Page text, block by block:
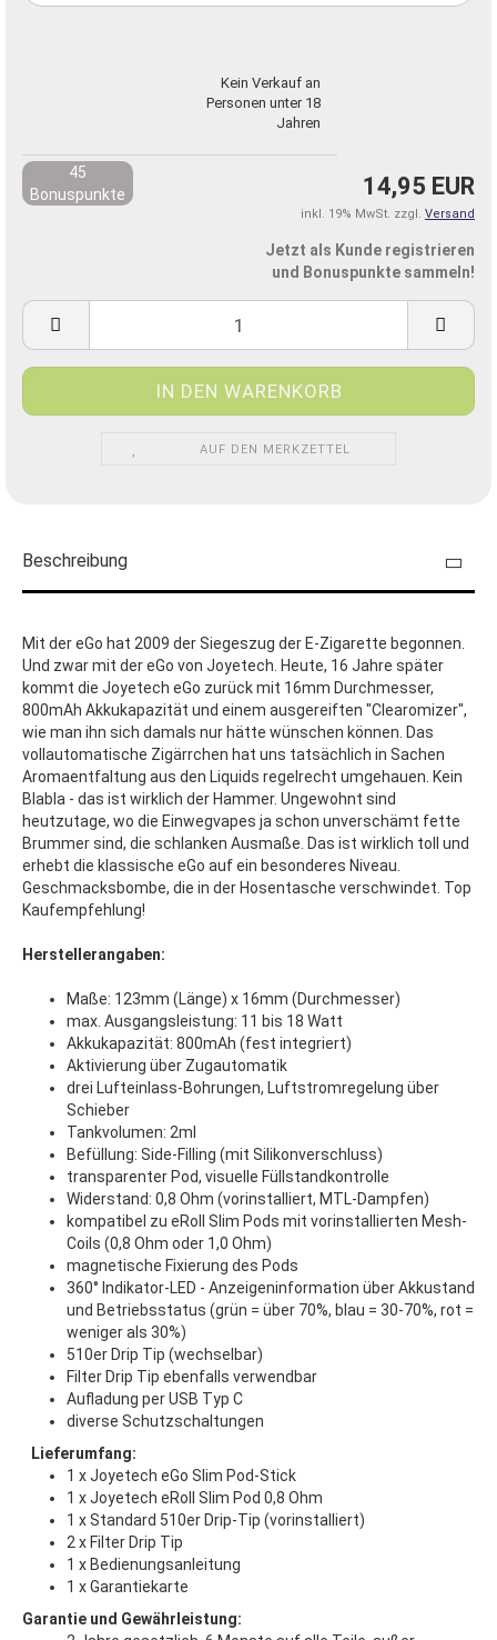
Kein Verkauf an
Personen unter 18
Jahren
14,95 EUR
inkl. 19% MwSt. zzgl. Versand
45
Bonuspunkte
Jetzt als Kunde registrieren
und Bonuspunkte sammeln!
AUF DEN MERKZETTEL
Beschreibung
Mit der eGo hat 2009 der Siegeszug der E-Zigarette begonnen.
Und zwar mit der eGo von Joyetech. Heute, 16 Jahre später
kommt die Joyetech eGo zurück mit 16mm Durchmesser,
800mAh Akkukapazität und einem ausgereiften "Clearomizer",
wie man ihn sich damals nur hätte wünschen können. Das
vollautomatische Zigärrchen hat uns tatsächlich in Sachen
Aromaentfaltung aus den Liquids regelrecht umgehauen. Kein
Blabla - das ist wirklich der Hammer. Ungewohnt sind
heutzutage, wo die Einwegvapes ja schon unverschämt fette
Brummer sind, die schlanken Ausmaße. Das ist wirklich toll und
erhebt die klassische eGo auf ein besonderes Niveau.
Geschmacksbombe, die in der Hosentasche verschwindet. Top
Kaufempfehlung!
Herstellerangaben:
Maße: 123mm (Länge) x 16mm (Durchmesser)
max. Ausgangsleistung: 11 bis 18 Watt
Akkukapazität: 800mAh (fest integriert)
Aktivierung über Zugautomatik
drei Lufteinlass-Bohrungen, Luftstromregelung über
Schieber
Tankvolumen: 2ml
Befüllung: Side-Filling (mit Silikonverschluss)
transparenter Pod, visuelle Füllstandkontrolle
Widerstand: 0,8 Ohm (vorinstalliert, MTL-Dampfen)
kompatibel zu eRoll Slim Pods mit vorinstallierten Mesh-
Coils (0,8 Ohm oder 1,0 Ohm)
magnetische Fixierung des Pods
360° Indikator-LED - Anzeigeninformation über Akkustand
und Betriebsstatus (grün = über 70%, blau = 30-70%, rot =
weniger als 30%)
510er Drip Tip (wechselbar)
Filter Drip Tip ebenfalls verwendbar
Aufladung per USB Typ C
diverse Schutzschaltungen
Lieferumfang:
1 x Joyetech eGo Slim Pod-Stick
1 x Joyetech eRoll Slim Pod 0,8 Ohm
1 x Standard 510er Drip-Tip (vorinstalliert)
2 x Filter Drip Tip
1 x Bedienungsanleitung
1 x Garantiekarte
Garantie und Gewährleistung: